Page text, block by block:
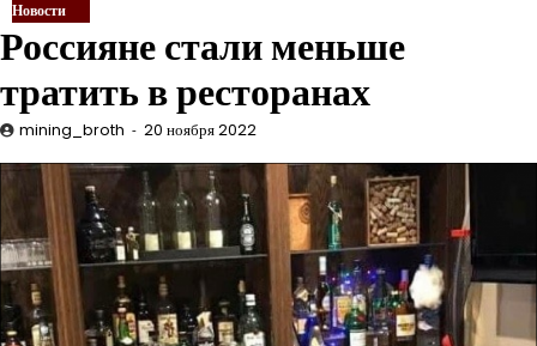
Новости
Россияне стали меньше
тратить в ресторанах
mining_broth 20 ноября 2022